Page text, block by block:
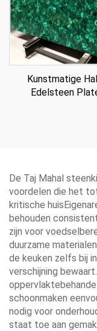
Kunstmatige
Edelsteen
De Taj Mahal
voordelen die het
kritische
behouden
zijn voor
duurzame
de keuken zelfs bij
verschijning
schoonmaken
nodig voor
staat toe aan